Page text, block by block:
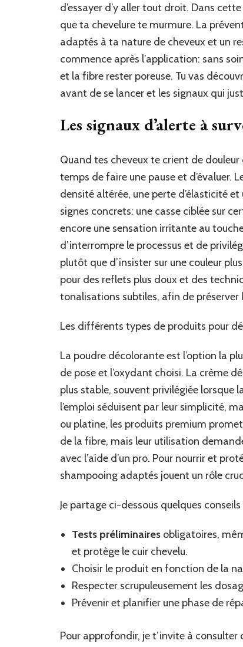
d’essayer d’y aller tout droit. Dans
que ta chevelure te murmure. La
adaptés à ta nature de cheveux et un
commence après l’application: sans
et la fibre rester poreuse. Tu vas
avant de se lancer et les signaux qui
Les signaux d’alerte à
Quand tes cheveux te crient de
temps de faire une pause et d’évaluer.
densité altérée, une perte d’élasticité
signes concrets: une casse ciblée sur
encore une sensation irritante au
d’interrompre le processus et de
plutôt que d’insister sur une couleur
pour des reflets plus doux et des
tonalisations subtiles, afin de préserver
Les différents types de produits pour
La poudre décolorante est l’option la
de pose et l’oxydant choisi. La crème
plus stable, souvent privilégiée lorsque
l’emploi séduisent par leur simplicité,
ou platine, les produits premium
de la fibre, mais leur utilisation
avec l’aide d’un pro. Pour nourrir et
shampooing adaptés jouent un rôle
Je partage ci-dessous quelques
Tests préliminaires obligatoires,
et protège le cuir chevelu.
Choisir le produit en fonction de la
Respecter scrupuleusement les
Prévenir et planifier une phase de
Pour approfondir, je t’invite à consulter